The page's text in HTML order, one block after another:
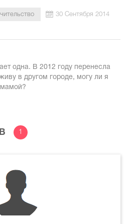
30 Сентября 2014
одна. В 2012 году перенесла
в другом городе, могу ли я
1